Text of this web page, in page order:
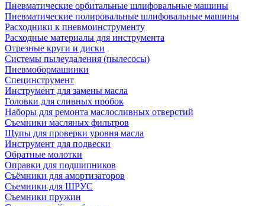
Пневматические орбитальные шлифовальные машины
Пневматические полировальные шлифовальные машины
Расходники к пневмоинструменту
Расходные материалы для инструмента
Отрезные круги и диски
Системы пылеудаления (пылесосы)
Пневмобормашинки
Специнструмент
Инструмент для замены масла
Головки для сливных пробок
Наборы для ремонта маслосливных отверстий
Съемники масляных фильтров
Щупы для проверки уровня масла
Инструмент для подвески
Обратные молотки
Оправки для подшипников
Съёмники для амортизаторов
Съемники для ШРУС
Съемники пружин